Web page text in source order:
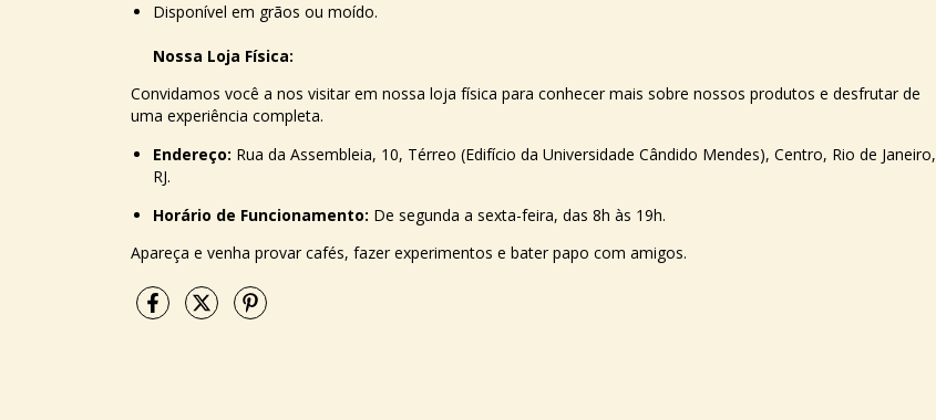
Disponível em grãos ou moído.
Nossa Loja Física:
Convidamos você a nos visitar em nossa loja física para conhecer mais sobre nossos produtos e desfrutar de
uma experiência completa.
Endereço: Rua da Assembleia, 10, Térreo (Edifício da Universidade Cândido Mendes), Centro, Rio de Janeiro,
RJ.
Horário de Funcionamento: De segunda a sexta-feira, das 8h às 19h.
Apareça e venha provar cafés, fazer experimentos e bater papo com amigos.